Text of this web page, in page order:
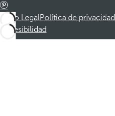
Aviso LegalPolítica de privacidad
Accesibilidad